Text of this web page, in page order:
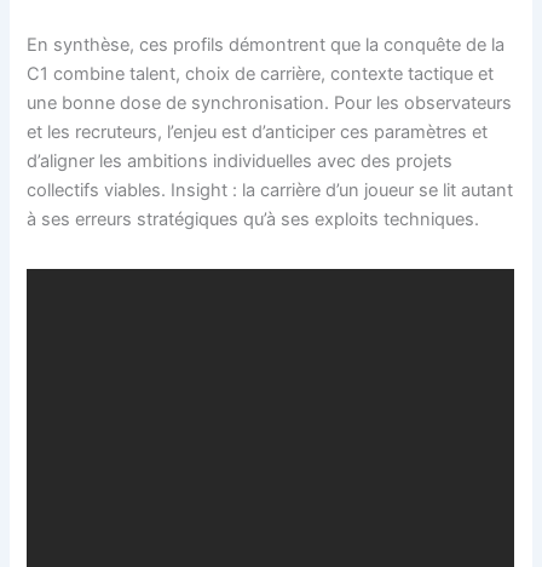
En synthèse, ces profils démontrent que la conquête de la
C1 combine talent, choix de carrière, contexte tactique et
une bonne dose de synchronisation. Pour les observateurs
et les recruteurs, l’enjeu est d’anticiper ces paramètres et
d’aligner les ambitions individuelles avec des projets
collectifs viables. Insight : la carrière d’un joueur se lit autant
à ses erreurs stratégiques qu’à ses exploits techniques.